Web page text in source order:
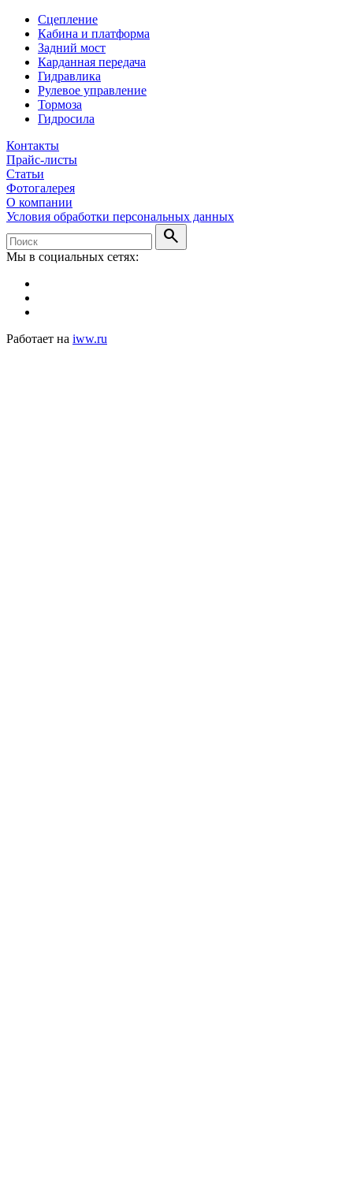
Сцепление
Кабина и платформа
Задний мост
Карданная передача
Гидравлика
Рулевое управление
Тормоза
Гидросила
Контакты
Прайс-листы
Статьи
Фотогалерея
О компании
Условия обработки персональных данных
search
Мы в социальных сетях:
Работает на iww.ru